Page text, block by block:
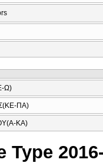
Ω)
ΠΑ)
ΚΑ)
Type